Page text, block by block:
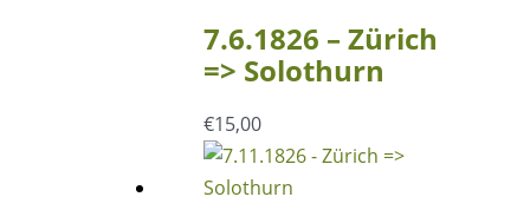
7.6.1826 – Zürich
=> Solothurn
€15,00